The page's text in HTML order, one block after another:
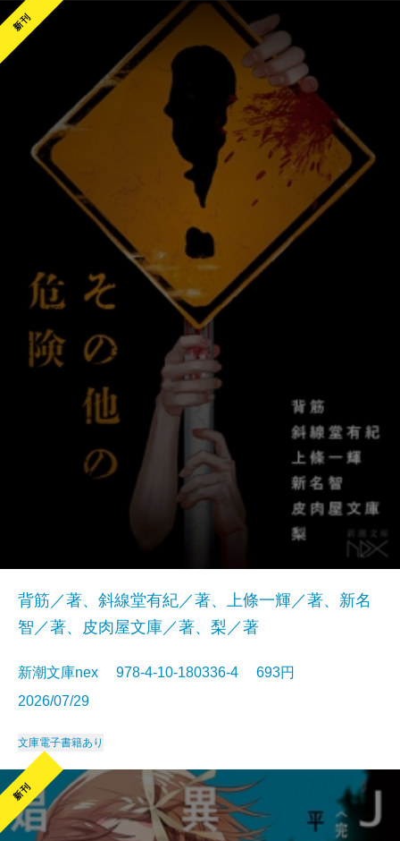
新刊
背筋／著、斜線堂有紀／著、上條一輝／著、新名
智／著、皮肉屋文庫／著、梨／著
新潮文庫nex 978-4-10-180336-4 693円
2026/07/29
文庫電子書籍あり
新刊